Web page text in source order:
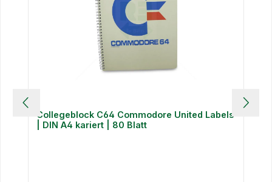
Collegeblock C64 Commodore United Labels
| DIN A4 kariert | 80 Blatt